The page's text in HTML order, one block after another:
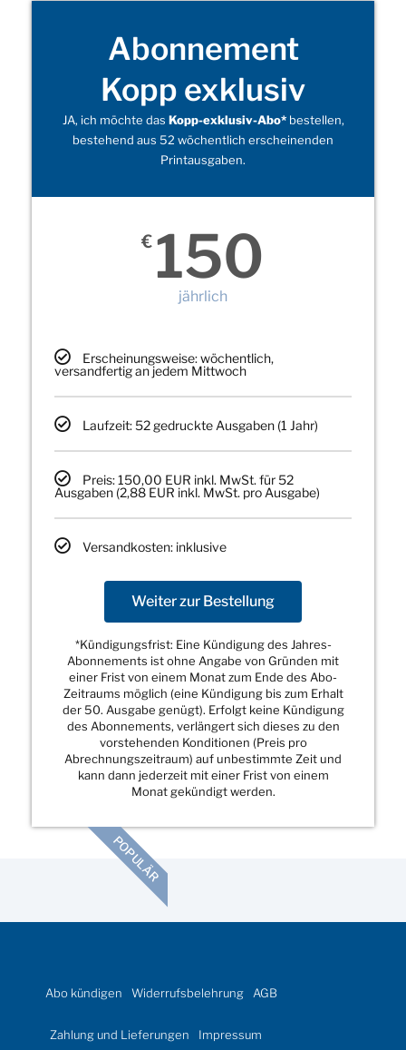
Abonnement
Kopp exklusiv
JA, ich möchte das Kopp-exklusiv-Abo*bestellen,
bestehend aus 52 wöchentlich erscheinenden
Printausgaben.
€ 150
jährlich
Erscheinungsweise: wöchentlich,
versandfertig an jedem Mittwoch
Laufzeit: 52 gedruckte Ausgaben (1 Jahr)
Preis: 150,00 EUR inkl. MwSt. für 52
Ausgaben (2,88 EUR inkl. MwSt. pro Ausgabe)
Versandkosten: inklusive
Weiter zur Bestellung
*Kündigungsfrist: Eine Kündigung des Jahres-
Abonnements ist ohne Angabe von Gründen mit
einer Frist von einem Monat zum Ende des Abo-
Zeitraums möglich (eine Kündigung bis zum Erhalt
der 50. Ausgabe genügt). Erfolgt keine Kündigung
des Abonnements, verlängert sich dieses zu den
vorstehenden Konditionen (Preis pro
Abrechnungszeitraum) auf unbestimmte Zeit und
kann dann jederzeit mit einer Frist von einem
Monat gekündigt werden.
POPULÄR
Abo kündigen Widerrufsbelehrung AGB
Zahlung und Lieferungen Impressum